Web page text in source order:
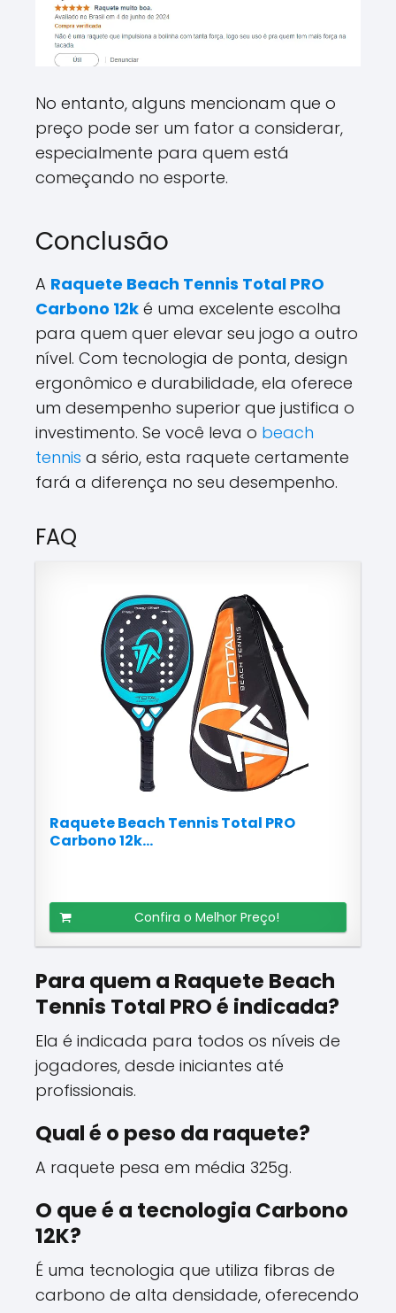
No entanto, alguns mencionam que o
preço pode ser um fator a considerar,
especialmente para quem está
começando no esporte.
Conclusão
A Raquete Beach Tennis Total PRO
Carbono 12k é uma excelente escolha
para quem quer elevar seu jogo a outro
nível. Com tecnologia de ponta, design
ergonômico e durabilidade, ela oferece
um desempenho superior que justifica o
investimento. Se você leva o beach
tennis a sério, esta raquete certamente
fará a diferença no seu desempenho.
FAQ
Raquete Beach Tennis Total PRO
Carbono 12k...
Confira o Melhor Preço!
Para quem a Raquete Beach
Tennis Total PRO é indicada?
Ela é indicada para todos os níveis de
jogadores, desde iniciantes até
profissionais.
Qual é o peso da raquete?
A raquete pesa em média 325g.
O que é a tecnologia Carbono
12K?
É uma tecnologia que utiliza fibras de
carbono de alta densidade, oferecendo